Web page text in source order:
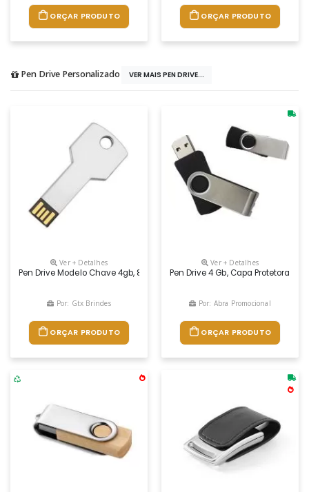
ORÇAR PRODUTO ORÇAR PRODUTO
Pen Drive Personalizado VER MAIS PEN DRIVE...
Ver + Detalhes
Pen Drive Modelo Chave 4gb, 8gb, 16gb. Pen Drive Gravação A Laser.
Por: Gtx Brindes
ORÇAR PRODUTO
Ver + Detalhes
Pen Drive 4 Gb, Capa Protetora De
Por: Abra Promocional
ORÇAR PRODUTO